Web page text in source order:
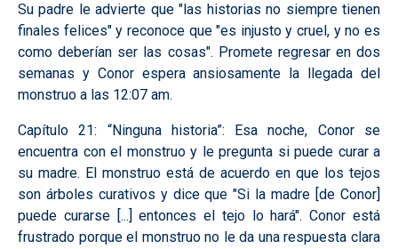
Su padre le advierte que "las historias no siempre tienen
finales felices" y reconoce que "es injusto y cruel, y no es
como deberían ser las cosas". Promete regresar en dos
semanas y Conor espera ansiosamente la llegada del
monstruo a las 12:07 am.
Capítulo 21: “Ninguna historia”:
Esa noche, Conor se
encuentra con el monstruo y le pregunta si puede curar a
su madre. El monstruo está de acuerdo en que los tejos
son árboles curativos y dice que "Si la madre [de Conor]
puede curarse [...] entonces el tejo lo hará". Conor está
frustrado porque el monstruo no le da una respuesta clara